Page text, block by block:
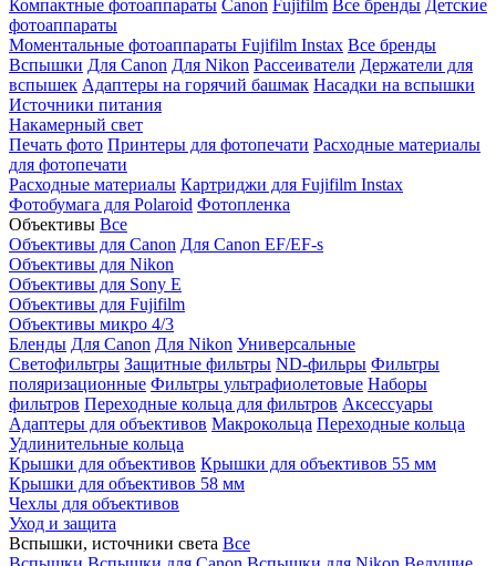
Компактные фотоаппараты Canon Fujifilm Все бренды Детские
фотоаппараты
Моментальные фотоаппараты Fujifilm Instax Все бренды
Вспышки Для Canon Для Nikon Рассеиватели Держатели для
вспышек Адаптеры на горячий башмак Насадки на вспышки
Источники питания
Накамерный свет
Печать фото Принтеры для фотопечати Расходные материалы
для фотопечати
Расходные материалы Картриджи для Fujifilm Instax
Фотобумага для Polaroid Фотопленка
Объективы Все
Объективы для Canon Для Canon EF/EF-s
Объективы для Nikon
Объективы для Sony E
Объективы для Fujifilm
Объективы микро 4/3
Бленды Для Canon Для Nikon Универсальные
Светофильтры Защитные фильтры ND-фильры Фильтры
поляризационные Фильтры ультрафиолетовые Наборы
фильтров Переходные кольца для фильтров Аксессуары
Адаптеры для объективов Макрокольца Переходные кольца
Удлинительные кольца
Крышки для объективов Крышки для объективов 55 мм
Крышки для объективов 58 мм
Чехлы для объективов
Уход и защита
Вспышки, источники света Все